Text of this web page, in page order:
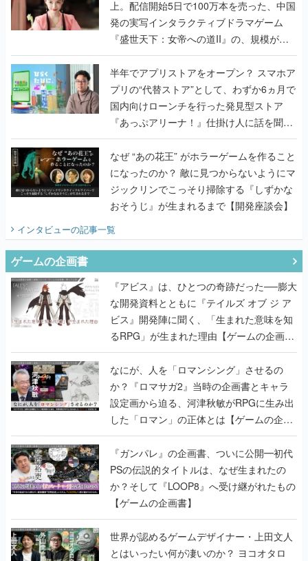
上。配信開始5日で100万本を売った、中国
発の実写インタラクティブドラマゲーム
『盛世天下：女帝への道II』の、規模が違
うこだわりをプロデューサーに聞いた
半年でアプリストアをオープン？ スマホア
プリの“代替ストア”として、わずか6ヵ月で
国内向けローンチを行った発見型ストア
『あっぷアリーナ！』仕掛け人に話を聞い
てみた
なぜ “あの花王” がホラーゲームを作ること
になったのか？ 敵に見つからないようにマ
ジックリンでこっそり掃除する『しずかな
おそうじ』が生まれるまで【開発座談会】
インタビューの記事一覧
ゲームの企画書
『アビス』は、ひとつの奇跡だった──膨大
な開発資料とともに『テイルズ オブ ジ ア
ビス』開発陣に聞く、「生まれた意味を知
るRPG」が生まれた理由【ゲームの企画
書】
なにが、人を「ロマンシング」させるの
か？『ロマサガ2』当時の企画書とキャラ
設定画から迫る、河津秋敏がRPGに生み出
した「ロマン」の正体とは【ゲームの企画
書】
『ガンパレ』の企画書、ついに公開━初代
PSの伝説的タイトルは、なぜ生まれたの
か？そして『LOOP8』へ受け継がれたもの
【ゲームの企画書】
世界が認めるゲームデザイナー・上田文人
とはいったい何が凄いのか？ ヨコオタロ